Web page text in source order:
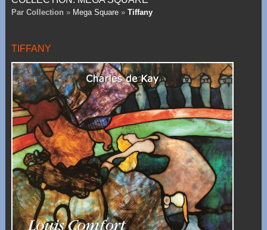
Par Collection » Mega Square» Tiffany
TIFFANY